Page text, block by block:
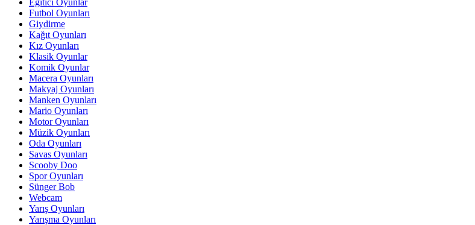
Eğitici Oyunlar
Futbol Oyunları
Giydirme
Kağıt Oyunları
Kız Oyunları
Klasik Oyunlar
Komik Oyunlar
Macera Oyunları
Makyaj Oyunları
Manken Oyunları
Mario Oyunları
Motor Oyunları
Müzik Oyunları
Oda Oyunları
Savas Oyunları
Scooby Doo
Spor Oyunları
Sünger Bob
Webcam
Yarış Oyunları
Yarışma Oyunları